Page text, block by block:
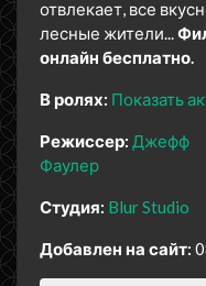
отвлекает, все
лесные жители...
онлайн бесплатно.
В ролях: Показать
Режиссер: Джефф
Фаулер
Студия: Blur Studio
Добавлен на сайт: